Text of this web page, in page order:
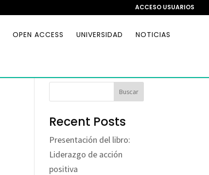
ACCESO USUARIOS
OPEN ACCESS UNIVERSIDAD NOTICIAS
Buscar
Recent Posts
Presentación del libro:
Liderazgo de acción
positiva